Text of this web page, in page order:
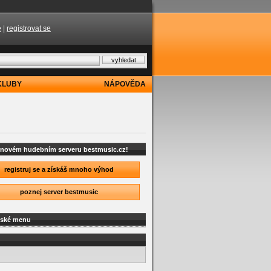
registrovat se
NÁPOVĚDA
hudebním serveru bestmusic.cz!
registruj se a získáš mnoho výhod
poznej server bestmusic
menu